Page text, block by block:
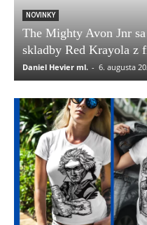
NOVINKY
The Mighty Avon Jnr
skladby Red Krayola z
Daniel Hevier ml. - 6. augusta